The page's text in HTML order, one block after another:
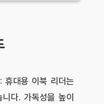
: 휴대용 이북 리더는
다. 가독성을 높이